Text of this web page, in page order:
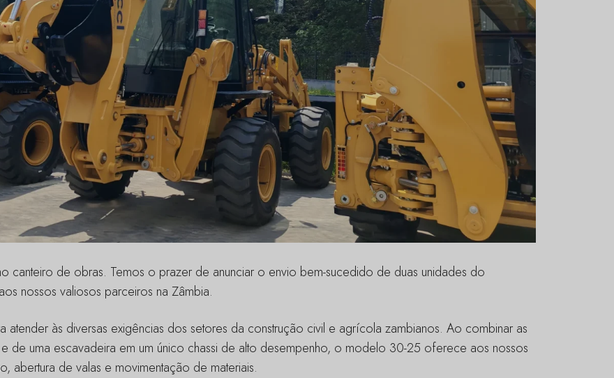
canteiro de obras. Temos o prazer de anunciar o envio bem-sucedido de duas unidades do
aos nossos valiosos parceiros na Zâmbia.
atender às diversas exigências dos setores da construção civil e agrícola zambianos. Ao combinar as
de uma escavadeira em um único chassi de alto desempenho, o modelo 30-25 oferece aos nossos
abertura de valas e movimentação de materiais.